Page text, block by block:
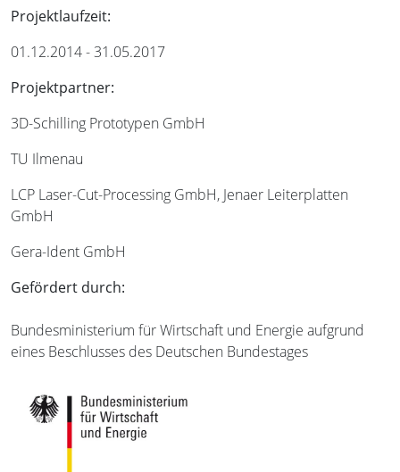
Projektlaufzeit:
01.12.2014 - 31.05.2017
Projektpartner:
3D-Schilling Prototypen GmbH
TU Ilmenau
LCP Laser-Cut-Processing GmbH, Jenaer Leiterplatten
GmbH
Gera-Ident GmbH
Gefördert durch:
Bundesministerium für Wirtschaft und Energie aufgrund
eines Beschlusses des Deutschen Bundestages